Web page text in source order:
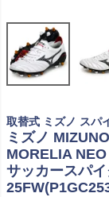
取替式 ミズノ スパ
ミズノ MIZUNO
MORELIA
サッカースパ